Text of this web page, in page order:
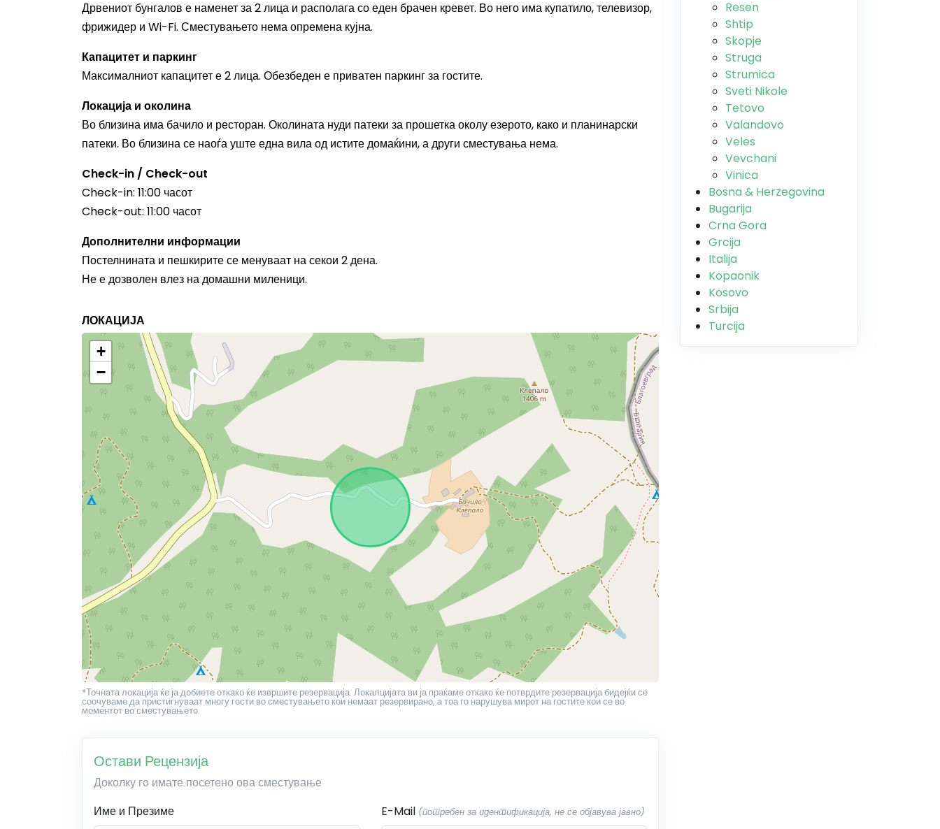
Дрвениот бунгалов е наменет за 2 лица и располага со еден брачен кревет. Во него има купатило, телевизор,
фрижидер и Wi-Fi. Сместувањето нема опремена кујна.
Капацитет и паркинг
Максималниот капацитет е 2 лица. Обезбеден е приватен паркинг за гостите.
Локација и околина
Во близина има бачило и ресторан. Околината нуди патеки за прошетка околу езерото, како и планинарски
патеки. Во близина се наоѓа уште една вила од истите домаќини, а други сместувања нема.
Check-in / Check-out
Check-in: 11:00 часот
Check-out: 11:00 часот
Дополнителни информации
Постелнината и пешкирите се менуваат на секои 2 дена.
Не е дозволен влез на домашни миленици.
ЛОКАЦИЈА
+
−
*Точната локација ќе ја добиете откако ќе извршите резервација. Локалцијата ви ја праќаме откако ќе потврдите резервација бидејќи се
соочуваме да пристигнуваат многу гости во сместувањето кои немаат резервирано, а тоа го нарушува мирот на гостите кои се во
моментот во сместувањето.
Остави Рецензија
Доколку го имате посетено ова сместување
Име и Презиме
E-Mail (потребен за идентификација, не се објавува јавно)
Resen
Shtip
Skopje
Struga
Strumica
Sveti Nikole
Tetovo
Valandovo
Veles
Vevchani
Vinica
Bosna & Herzegovina
Bugarija
Crna Gora
Grcija
Italija
Kopaonik
Kosovo
Srbija
Turcija